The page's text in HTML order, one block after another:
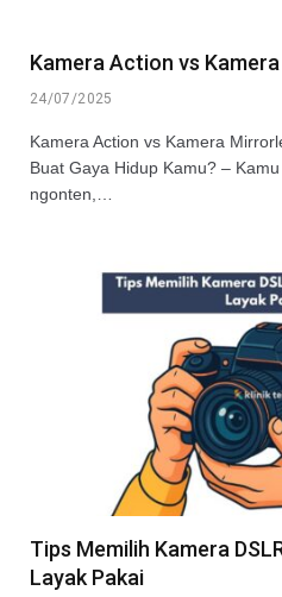
Kamera Action vs
24/07/2025
Kamera Action vs Kamera
Buat Gaya Hidup Kamu? –
ngonten,…
Tips Memilih Kamera
Layak Pakai